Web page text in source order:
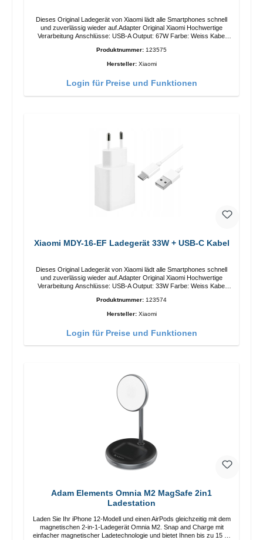
Dieses Original Ladegerät von Xiaomi lädt alle Smartphones schnell
und zuverlässig wieder auf.Adapter Original Xiaomi Hochwertige
Verarbeitung Anschlüsse: USB-A Output: 67W Farbe: Weiss Kabel
Produktnummer: 123575
Hersteller: Xiaomi
Login für Preise und Funktionen
Xiaomi MDY-16-EF Ladegerät 33W + USB-C Kabel
Dieses Original Ladegerät von Xiaomi lädt alle Smartphones schnell
und zuverlässig wieder auf.Adapter Original Xiaomi Hochwertige
Verarbeitung Anschlüsse: USB-A Output: 33W Farbe: Weiss Kabel
Produktnummer: 123574
Hersteller: Xiaomi
Login für Preise und Funktionen
Adam Elements Omnia M2 MagSafe 2in1
Ladestation
Laden Sie Ihr iPhone 12-Modell und einen AirPods gleichzeitig mit dem
magnetischen 2-in-1-Ladegerät Omnia M2. Snap and Charge mit
einfacher magnetischer Ladetechnologie und bietet Ihnen bis zu 15 W